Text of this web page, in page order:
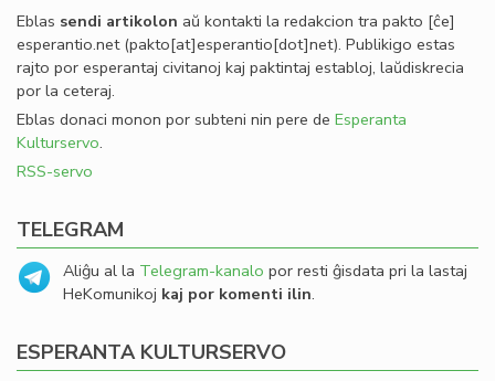
Eblas sendi artikolon aŭ kontakti la redakcion tra pakto [ĉe]
esperantio.net(pakto[at]esperantio[dot]net). Publikigo estas
rajto por esperantaj civitanoj kaj paktintaj establoj, laŭdiskrecia
por la ceteraj.
Eblas donaci monon por subteni nin pere de Esperanta
Kulturservo.
RSS-servo
TELEGRAM
Aliĝu al la Telegram-kanalo por resti ĝisdata pri la lastaj
HeKomunikoj kaj por komenti ilin.
ESPERANTA KULTURSERVO